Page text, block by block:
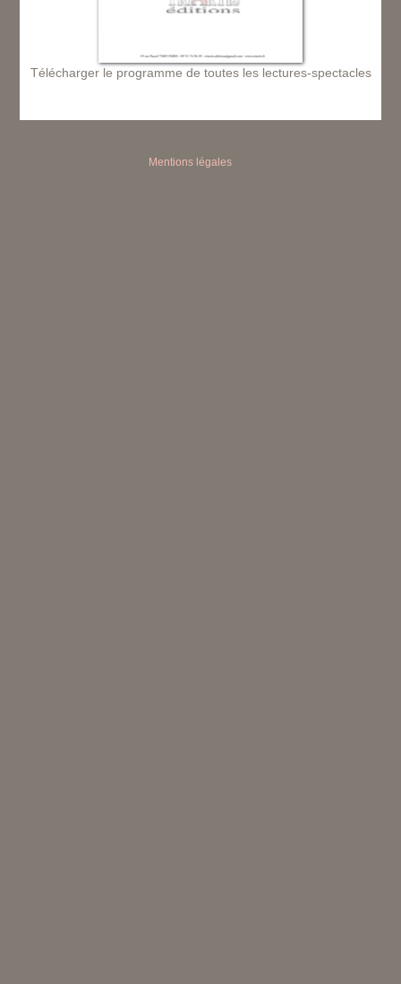
Télécharger le programme de toutes les lectures-spectacles
Mentions légales